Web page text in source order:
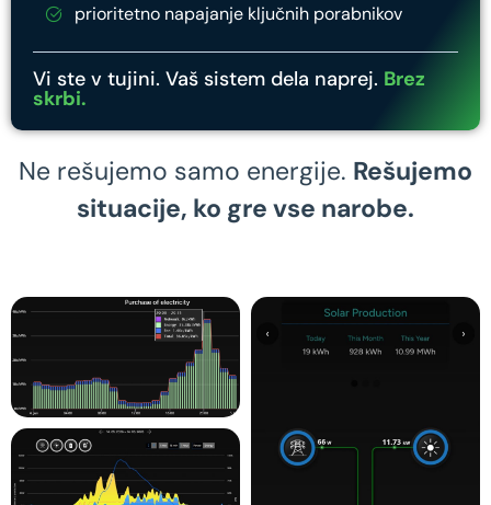
prioritetno napajanje ključnih porabnikov
Vi ste v tujini. Vaš sistem dela naprej. Brez
skrbi.
Ne rešujemo samo energije. Rešujemo
situacije, ko gre vse narobe.